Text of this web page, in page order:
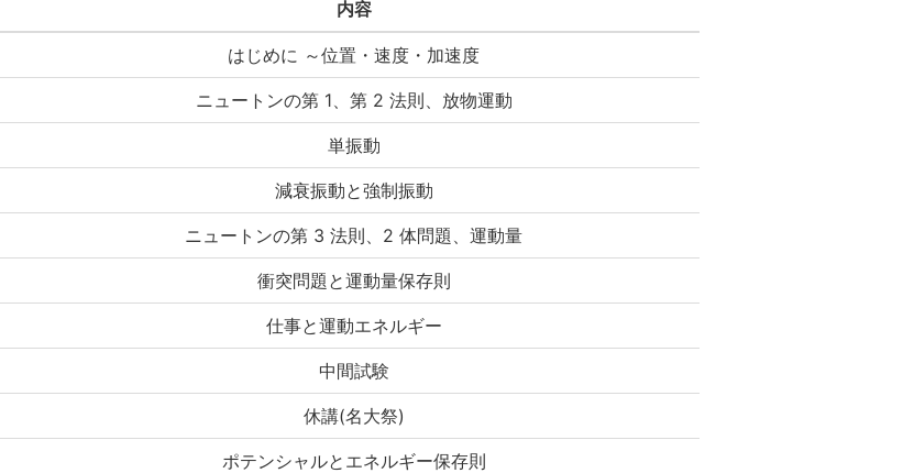
内容
はじめに ～位置・速度・加速度
ニュートンの第 1、第 2 法則、放物運動
単振動
減衰振動と強制振動
ニュートンの第 3 法則、2 体問題、運動量
衝突問題と運動量保存則
仕事と運動エネルギー
中間試験
休講(名大祭)
ポテンシャルとエネルギー保存則